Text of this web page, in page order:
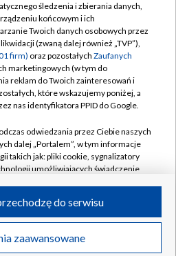
TVP
TVP
prywatności
zgody
Pomoc
Kontakt
Kanały
Polska S.A. w likwidacji
śledzenia i zbierania danych,
końcowym i ich
Twoich danych osobowych przez
(zwaną dalej również „TVP”),
firm) oraz pozostałych Zaufanych
marketingowych (w tym do
reklam do Twoich zainteresowań i
które wskazujemy poniżej, a
nas identyfikatora PPID do Google.
odwiedzania przez Ciebie naszych
dalej „Portalem”, w tym informacje
takich jak: pliki cookie, sygnalizatory
umożliwiających świadczenie
odwiedzania przez Ciebie
takie jak adresy IP, identyfikatory
zaawansowane
do serwisu